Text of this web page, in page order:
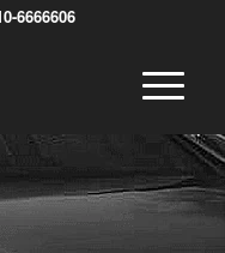
6666606